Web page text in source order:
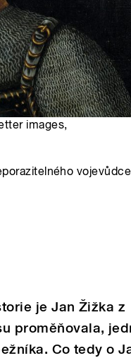
images,
vojevůdce
je Jan Žižka z
proměňovala,
Co tedy o